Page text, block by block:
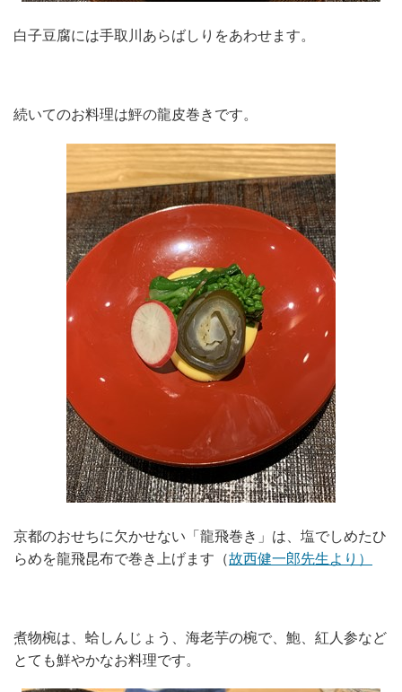
白子豆腐には手取川あらばしりをあわせます。
続いてのお料理は鮃の龍皮巻きです。
京都のおせちに欠かせない「龍飛巻き」は、塩でしめたひ
らめを龍飛昆布で巻き上げます（故西健一郎先生より）
煮物椀は、蛤しんじょう、海老芋の椀で、鮑、紅人参など
とても鮮やかなお料理です。